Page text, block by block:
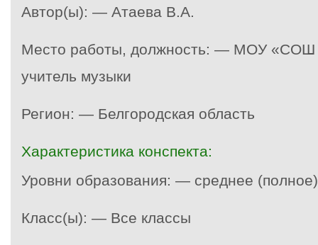
Автор(ы): — Атаева В.А.
Место работы, должность: — МОУ «СОШ
учитель музыки
Регион: — Белгородская область
Характеристика конспекта:
Уровни образования: — среднее
Класс(ы): — Все классы